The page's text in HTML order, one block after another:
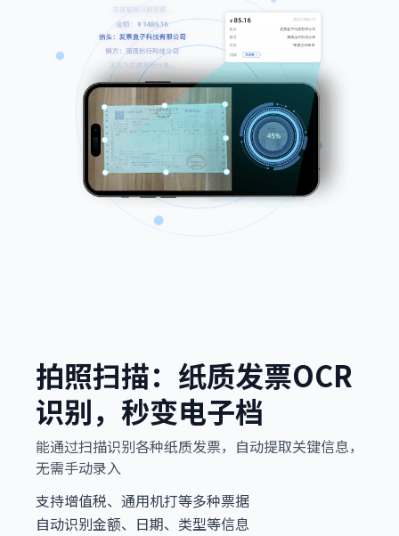
拍照扫描：纸质发票OCR
识别，秒变电子档
能通过扫描识别各种纸质发票，自动提取关键信息，
无需手动录入
支持增值税、通用机打等多种票据
自动识别金额、日期、类型等信息